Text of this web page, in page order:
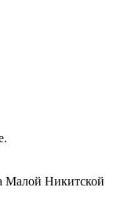
Малой Никитской